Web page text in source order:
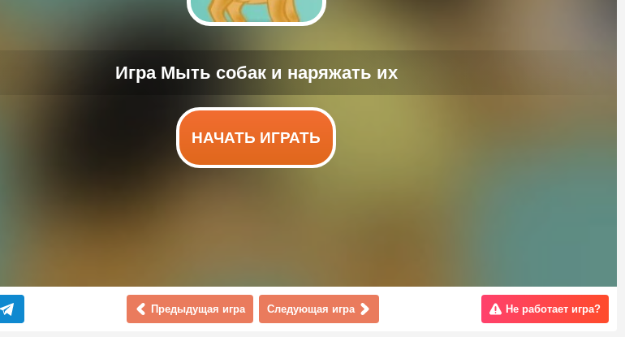
НАЧАТЬ ИГРАТЬ
Предыдущая игра Следующая игра Не работает игра?